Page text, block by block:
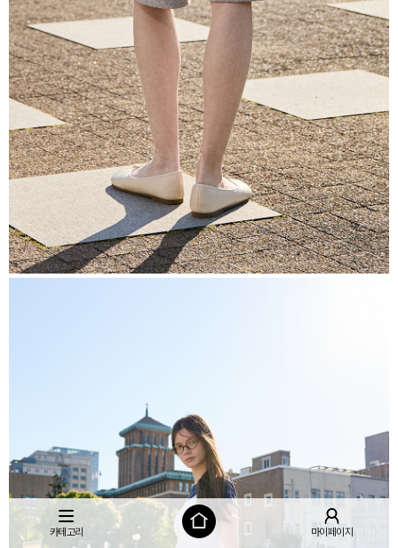
카테고리 마이페이지